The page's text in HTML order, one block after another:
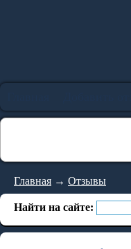
Главная → Отзывы
Найти на сайте: